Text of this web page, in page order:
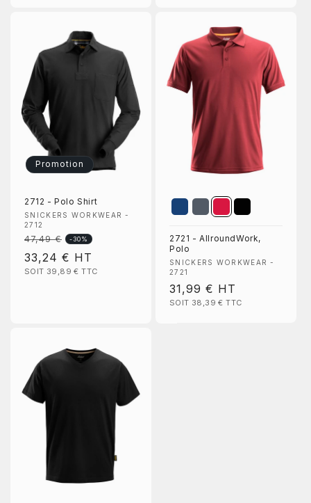
Promotion
2712 - Polo Shirt
Fournisseur :
SNICKERS WORKWEAR -
2712
Prix
habituel
47,49 € -30%
Prix
promotionnel
33,24 € HT
SOIT 39,89 €TTC
2721 - AllroundWork,
Polo
Fournisseur :
SNICKERS WORKWEAR -
2721
Prix
habituel
31,99 € HT
SOIT 38,39 €TTC
S’inscrire
Non, merci